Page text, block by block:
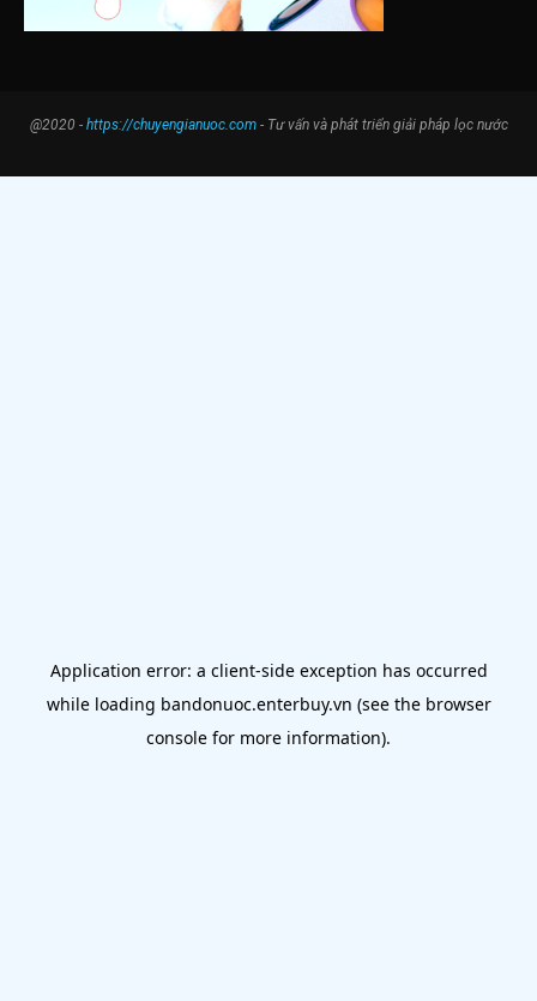
@2020 - https://chuyengianuoc.com- Tư vấn và phát triển giải pháp lọc nước